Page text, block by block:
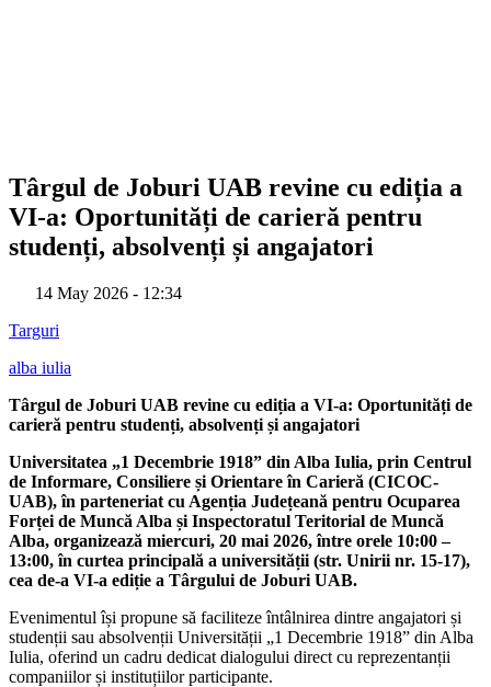
Târgul de Joburi UAB revine cu ediția a
VI-a: Oportunități de carieră pentru
studenți, absolvenți și angajatori
14 May 2026 - 12:34
Targuri
alba iulia
Târgul de Joburi UAB revine cu ediția a VI-a: Oportunități de
carieră pentru studenți, absolvenți și angajatori
Universitatea „1 Decembrie 1918” din Alba Iulia, prin Centrul
de Informare, Consiliere și Orientare în Carieră (CICOC-
UAB), în parteneriat cu Agenția Județeană pentru Ocuparea
Forței de Muncă Alba și Inspectoratul Teritorial de Muncă
Alba, organizează miercuri, 20 mai 2026, între orele 10:00 –
13:00, în curtea principală a universității (str. Unirii nr. 15-17),
cea de-a VI-a ediție a Târgului de Joburi UAB.
Evenimentul își propune să faciliteze întâlnirea dintre angajatori și
studenții sau absolvenții Universității „1 Decembrie 1918” din Alba
Iulia, oferind un cadru dedicat dialogului direct cu reprezentanții
companiilor și instituțiilor participante.